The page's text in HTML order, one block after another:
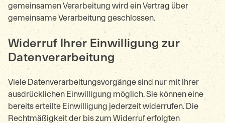
gemeinsamen Verarbeitung wird ein Vertrag über
gemeinsame Verarbeitung geschlossen.
Widerruf Ihrer Einwilligung zur
Datenverarbeitung
Viele Datenverarbeitungsvorgänge sind nur mit Ihrer
ausdrücklichen Einwilligung möglich. Sie können eine
bereits erteilte Einwilligung jederzeit widerrufen. Die
Rechtmäßigkeit der bis zum Widerruf erfolgten